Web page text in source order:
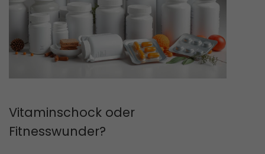
Vitaminschock oder
Fitnesswunder?